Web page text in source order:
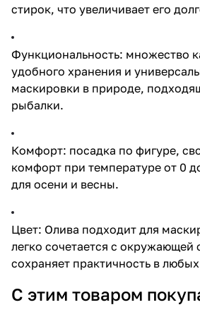
стирок, что увеличивает его
Функциональность: множество
удобного хранения и
маскировки в природе,
рыбалки.
Комфорт: посадка по фигуре,
комфорт при температуре от 0
для осени и весны.
Цвет: Олива подходит для
легко сочетается с окружающей
сохраняет практичность в
С этим товаром